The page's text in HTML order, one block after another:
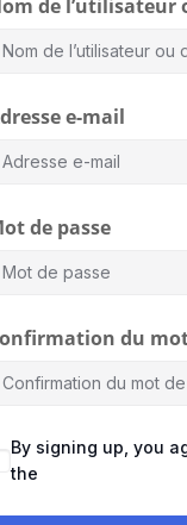
de l’utilisateur
e-mail
de passe
du
By signing up, you
the